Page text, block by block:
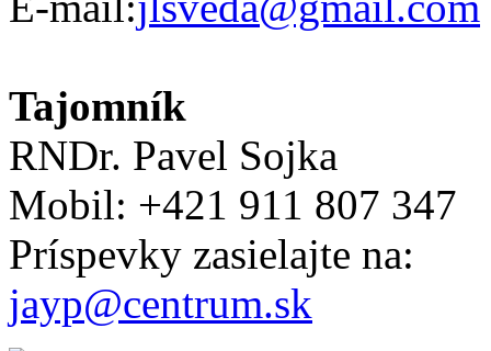
Tajomník
RNDr. Pavel Sojka
Mobil: +421 911 807 347
Príspevky zasielajte na:
jayp@centrum.sk